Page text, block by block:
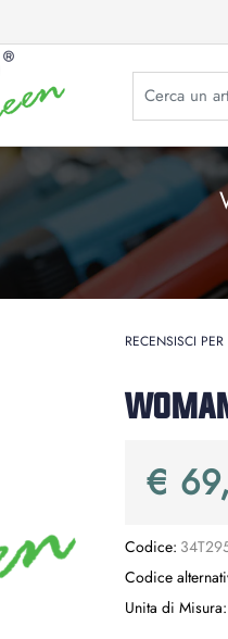
RECENSISCI
€
Codice:
Codice
Unita di Misura: